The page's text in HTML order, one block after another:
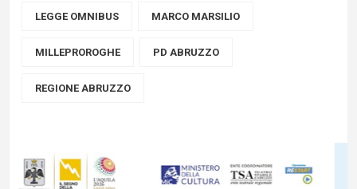
LEGGE OMNIBUS MARCO MARSILIO
MILLEPROROGHE PD ABRUZZO
REGIONE ABRUZZO